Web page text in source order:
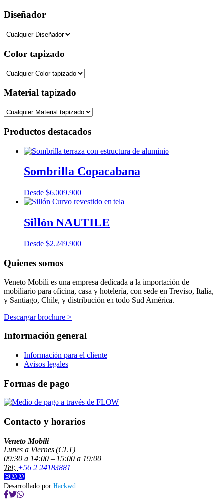
Diseñador
Color tapizado
Material tapizado
Productos destacados
Sombrilla Copacabana
Desde $6.009.900
Sillón NAUTILE
Desde $2.249.900
Quienes somos
Veneto Mobili es una empresa dedicada a la importación de
mobiliario para oficina, casa y hotelería, con sede en Treviso, Italia,
y Santiago, Chile, y distribución en todo Sud América.
Descargar brochure >
Información general
Información para el cliente
Avisos legales
Formas de pago
Contacto y horarios
Veneto Mobili
Lunes a Viernes (CLT)
09:30 a 14:00 – 15:00 a 19:00
Tel: +56 2 24183881
Desarrollado por Hackwd